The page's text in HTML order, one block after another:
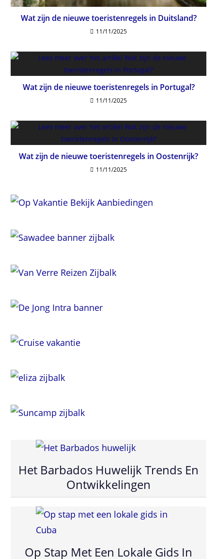
Wat zijn de nieuwe toeristenregels in Duitsland?
11/11/2025
Wat zijn de nieuwe toeristenregels in Portugal?
11/11/2025
Wat zijn de nieuwe toeristenregels in Oostenrijk?
11/11/2025
Het Barbados Huwelijk Trends En
Ontwikkelingen
Op Stap Met Een Lokale Gids In